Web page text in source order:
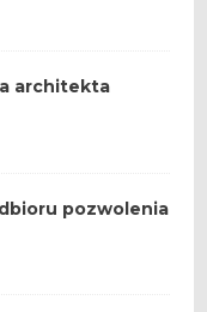
architekta
pozwolenia